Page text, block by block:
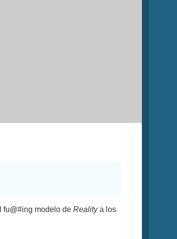
fu@#ing modelo de Realitya los